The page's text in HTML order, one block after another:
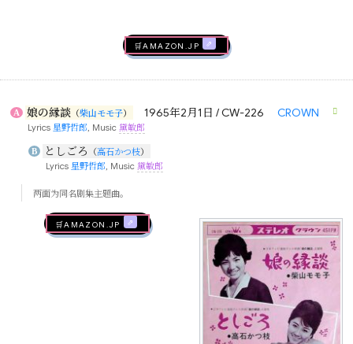
🛒AMAZON.jp
A 娘の縁談 （柴山モモ子） 1965年2月1日 / CW-226 CROWN
Lyrics 星野哲郎 , Music黛敏郎
B としごろ （高石かつ枝）
Lyrics 星野哲郎, Music 黛敏郎
两面为同名剧集主题曲。
🛒AMAZON.jp